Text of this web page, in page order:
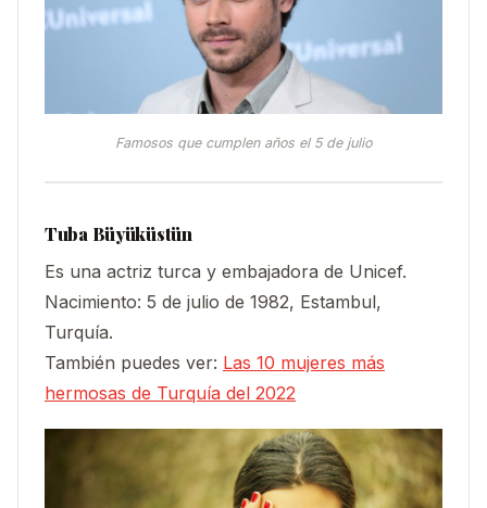
Famosos que cumplen años el 5 de julio
Tuba Büyüküstün
Es una actriz turca y embajadora de Unicef.
Nacimiento: 5 de julio de 1982, Estambul,
Turquía.
También puedes ver: Las 10 mujeres más
hermosas de Turquía del 2022